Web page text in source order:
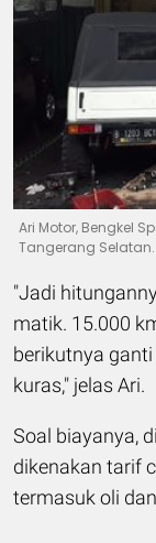
Ari Motor, Bengkel
Tangerang Selatan.
"Jadi
matik. 15.000
berikutnya
kuras," jelas Ari.
Soal biayanya,
dikenakan tarif
termasuk oli